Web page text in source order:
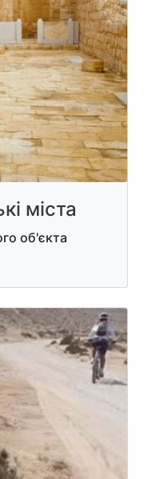
міста
об'єкта